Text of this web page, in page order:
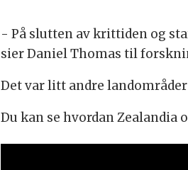
- På slutten av krittiden og
sier Daniel Thomas til
Det var litt andre
Du kan se hvordan Zealandia